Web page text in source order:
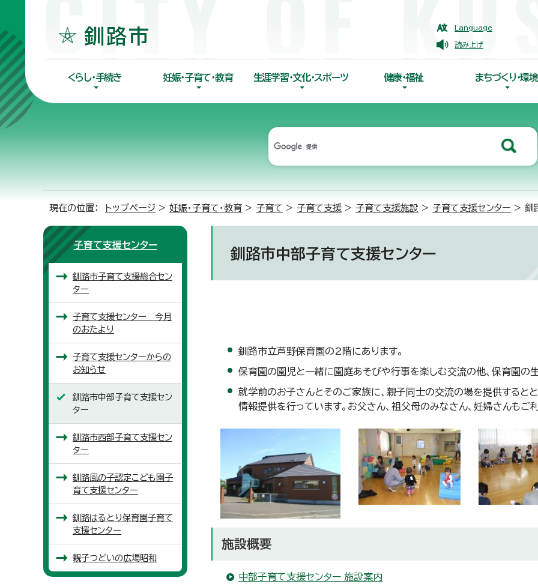
Language
読み上げ
くらし・手続き 妊娠・子育て・教育 生涯学習・文化・スポーツ 健康・福祉 まちづくり・環境
現在の位置： トップページ > 妊娠・子育て・教育 > 子育て > 子育て支援 > 子育て支援施設 > 子育て支援センター > 釧
釧路市中部子育て支援センター
釧路市立芦野保育園の2階にあります。
保育園の園児と一緒に園庭あそびや行事を楽しむ交流の他、保育園の
就学前のお子さんとそのご家族に、親子同士の交流の場を提供すると
情報提供を行っています。お父さん、祖父母のみなさん、妊婦さんもご
施設概要
中部子育て支援センター 施設案内
子育て支援センター
釧路市子育て支援総合セン
ター
子育て支援センター 今月
のおたより
子育て支援センターからの
お知らせ
釧路市中部子育て支援セン
ター
釧路市西部子育て支援セン
ター
釧路風の子認定こども園子
育て支援センター
釧路はるとり保育園子育て
支援センター
親子つどいの広場昭和